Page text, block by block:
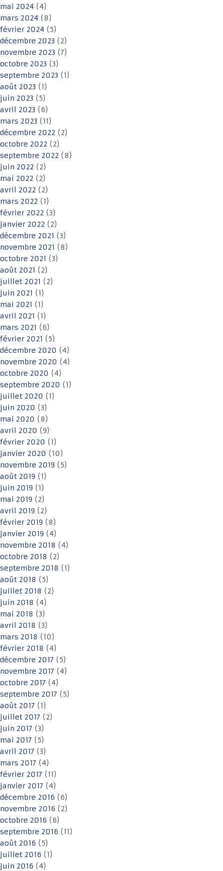
mai 2024 (4)
mars 2024 (8)
février 2024 (5)
décembre 2023 (2)
novembre 2023 (7)
octobre 2023 (3)
septembre 2023 (1)
août 2023 (1)
juin 2023 (5)
avril 2023 (6)
mars 2023 (11)
décembre 2022 (2)
octobre 2022 (2)
septembre 2022 (8)
juin 2022 (2)
mai 2022 (2)
avril 2022 (2)
mars 2022 (1)
février 2022 (3)
janvier 2022 (2)
décembre 2021 (3)
novembre 2021 (8)
octobre 2021 (3)
août 2021 (2)
juillet 2021 (2)
juin 2021 (1)
mai 2021 (1)
avril 2021 (1)
mars 2021 (6)
février 2021 (5)
décembre 2020 (4)
novembre 2020 (4)
octobre 2020 (4)
septembre 2020 (1)
juillet 2020 (1)
juin 2020 (3)
mai 2020 (8)
avril 2020 (9)
février 2020 (1)
janvier 2020 (10)
novembre 2019 (5)
août 2019 (1)
juin 2019 (1)
mai 2019 (2)
avril 2019 (2)
février 2019 (8)
janvier 2019 (4)
novembre 2018 (4)
octobre 2018 (2)
septembre 2018 (1)
août 2018 (5)
juillet 2018 (2)
juin 2018 (4)
mai 2018 (3)
avril 2018 (3)
mars 2018 (10)
février 2018 (4)
décembre 2017 (5)
novembre 2017 (4)
octobre 2017 (4)
septembre 2017 (5)
août 2017 (1)
juillet 2017 (2)
juin 2017 (3)
mai 2017 (5)
avril 2017 (3)
mars 2017 (4)
février 2017 (11)
janvier 2017 (4)
décembre 2016 (6)
novembre 2016 (2)
octobre 2016 (6)
septembre 2016 (11)
août 2016 (5)
juillet 2016 (1)
juin 2016 (4)